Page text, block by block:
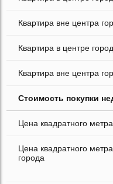
Квартира вне центра
Квартира в центре
Квартира вне центра
Стоимость покупки
Цена квадратного
Цена квадратного
города